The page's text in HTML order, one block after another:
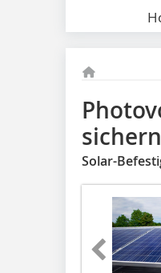
sichern
Solar-